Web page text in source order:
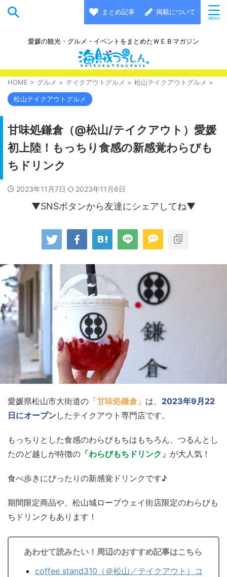
まとめ記事 掲載について
愛媛の観光・グルメ・イベントをまとめたＷＥＢマガジン
HOME > グルメ > テイクアウトグルメ > 松山テイクアウトグルメ >
松山テイクアウトグルメ
甘味処鎌倉（@松山/テイクアウト）愛媛
初上陸！もっちり食感の新感覚わらびも
ちドリンク
2023年11月7日 2023年11月6日
▼SNSボタンから友達にシェアしてね▼
愛媛県松山市大街道の 「甘味処鎌倉」 は、 2023年9月22
日にオープンしたテイクアウト専門店です。
もっちりとした食感のわらびもちはもちろん、つるんとし
たのど越しが特徴の 「わらびもちドリンク」 が大人気！
食べ歩きにぴったりの新感覚ドリンクです♪
期間限定商品や、松山城ロープウェイ街店限定のわらびも
ちドリンクもあります！
あわせて読みたい！周辺のおすすめ記事はこちら
coffee stand310（＠松山／テイクアウト）コ